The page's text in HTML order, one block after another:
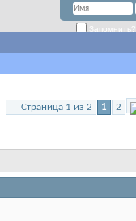
Запомнить?
Страница 1 из 2 1 2